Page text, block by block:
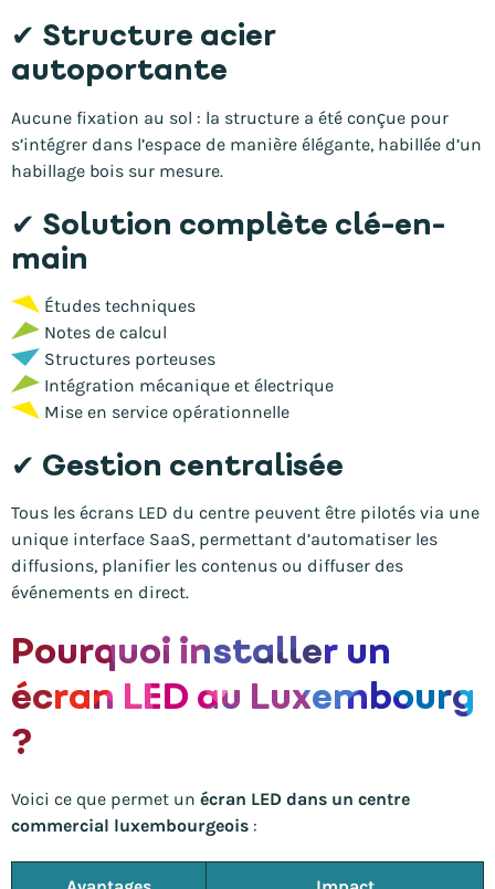
✔ Structure acier
autoportante
Aucune fixation au sol : la structure a été conçue pour
s’intégrer dans l’espace de manière élégante, habillée d’un
habillage bois sur mesure.
✔ Solution complète clé-en-
main
Études techniques
Notes de calcul
Structures porteuses
Intégration mécanique et électrique
Mise en service opérationnelle
✔ Gestion centralisée
Tous les écrans LED du centre peuvent être pilotés via une
unique interface SaaS, permettant d’automatiser les
diffusions, planifier les contenus ou diffuser des
événements en direct.
Pourquoi installer un
écran LED au Luxembourg
?
Voici ce que permet un écran LED dans un centre
commercial luxembourgeois :